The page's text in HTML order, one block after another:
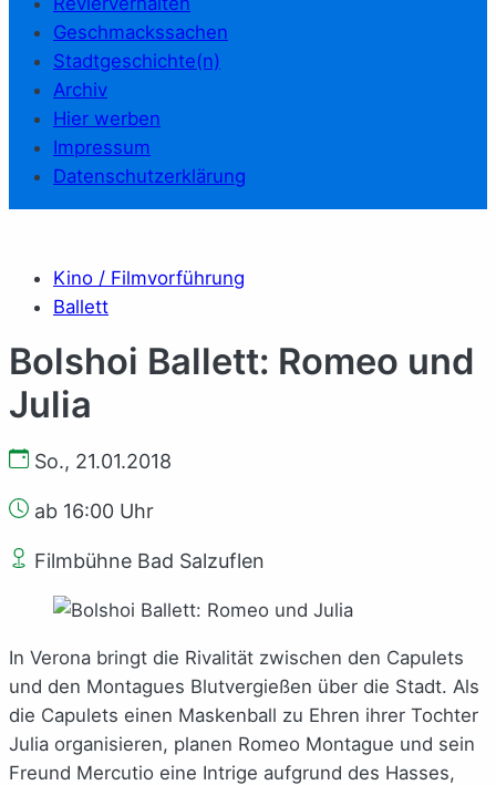
Geschmackssachen
Stadtgeschichte(n)
Archiv
Hier werben
Impressum
Datenschutzerklärung
Kino / Filmvorführung
Ballett
Bolshoi Ballett: Romeo und
Julia
So., 21.01.2018
ab 16:00 Uhr
Filmbühne Bad Salzuflen
In Verona bringt die Rivalität zwischen den Capulets
und den Montagues Blutvergießen über die Stadt. Als
die Capulets einen Maskenball zu Ehren ihrer Tochter
Julia organisieren, planen Romeo Montague und sein
Freund Mercutio eine Intrige aufgrund des Hasses,